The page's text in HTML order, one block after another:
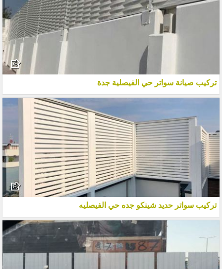
تركيب صيانة سواتر حي الفيصلية جدة
تركيب سواتر حديد شينكو جده حي الفيصليه